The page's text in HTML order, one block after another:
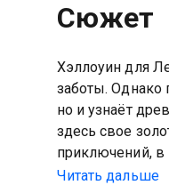
Сюжет
Хэллоуин для
заботы. Однако
но и узнаёт
здесь свое
приключений, в
клад находится
Читать дальше